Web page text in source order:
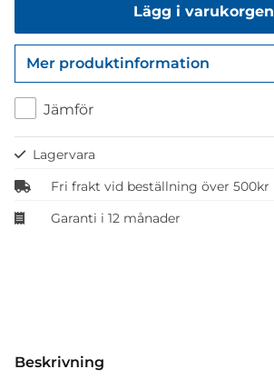
Lägg i varukorgen
Gå till kassan
Mer produktinformation
Jämför
Lagervara
Fri frakt vid beställning över 500kr
Garanti i 12 månader
Beskrivning